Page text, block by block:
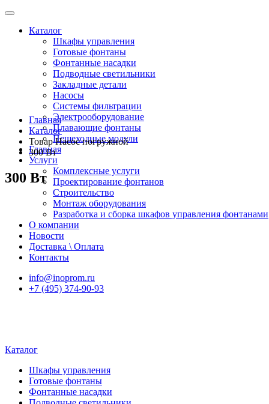
Каталог
Шкафы управления
Готовые фонтаны
Фонтанные насадки
Подводные светильники
Закладные детали
Насосы
Системы фильтрации
Электрооборудование
Плавающие фонтаны
Пешеходные модули
Главная
Услуги
Комплексные услуги
Проектирование фонтанов
Строительство
Монтаж оборудования
Разработка и сборка шкафов управления фонтанами
О компании
Новости
Доставка \ Оплата
Контакты
info@inoprom.ru
+7 (495) 374-90-93
Каталог
Шкафы управления
Готовые фонтаны
Фонтанные насадки
Главная
Каталог
Товар Насос погружной
300 Вт
300 Вт